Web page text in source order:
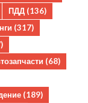
ПДД (136)
(317)
(68)
(189)